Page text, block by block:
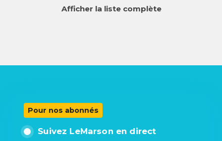
Afficher la liste complète
Pour nos abonnés
Suivez LeMarson en direct